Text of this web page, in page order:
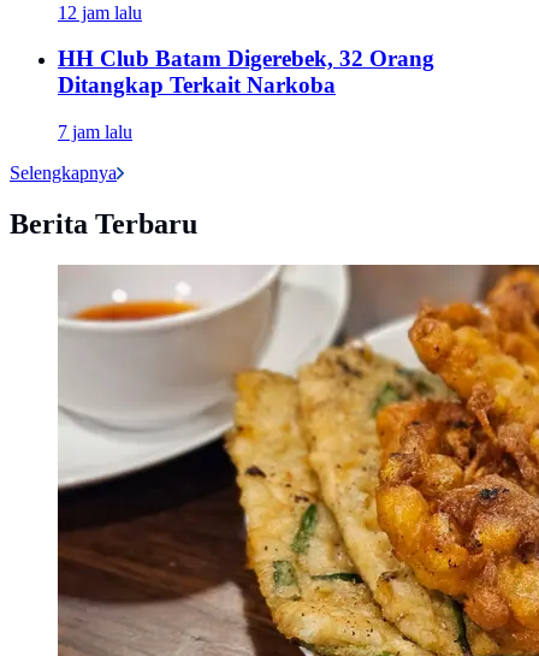
12 jam lalu
HH Club Batam Digerebek, 32 Orang
Ditangkap Terkait Narkoba
7 jam lalu
Selengkapnya
Berita Terbaru